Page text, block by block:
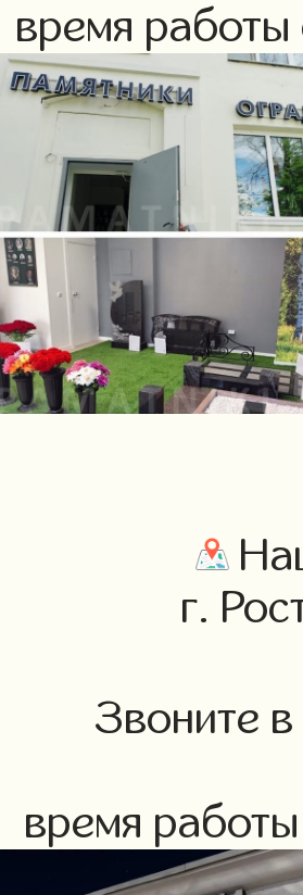
время работы
г.
Звоните
время